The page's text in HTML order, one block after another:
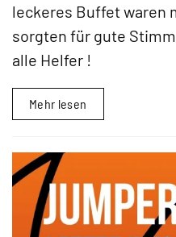
leckeres Buffet waren
sorgten für gute
alle Helfer !
Mehr lesen